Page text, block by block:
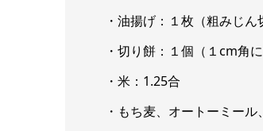
・油揚げ：１枚（粗みじん
・切り餅：１個（１cm角に
・米：1.25合
・もち麦、オートーミー